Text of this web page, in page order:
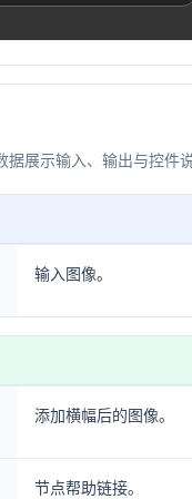
展示输入、输出与控件
输入图像。
添加横幅后的图像。
节点帮助链接。